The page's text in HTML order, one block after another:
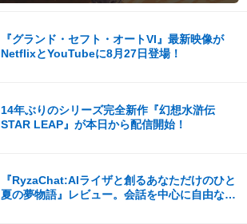
『グランド・セフト・オートVI』最新映像が
NetflixとYouTubeに8月27日登場！
14年ぶりのシリーズ完全新作『幻想水滸伝
STAR LEAP』が本日から配信開始！
『RyzaChat:AIライザと創るあなただけのひと
夏の夢物語』レビュー。会話を中心に自由な冒